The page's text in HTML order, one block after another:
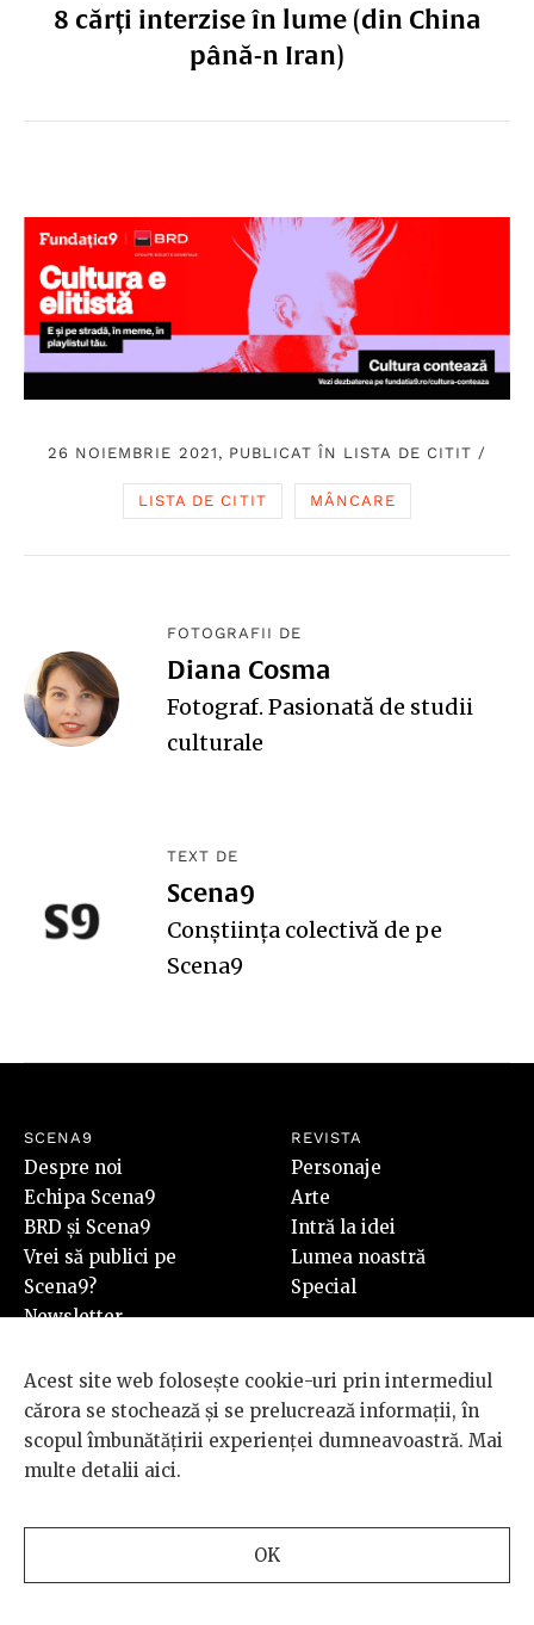
8 cărți interzise în lume (din China
până-n Iran)
26 NOIEMBRIE 2021, PUBLICAT ÎN LISTA DE CITIT /
LISTA DE CITIT MÂNCARE
FOTOGRAFII DE
Diana Cosma
Fotograf. Pasionată de studii
culturale
TEXT DE
Scena9
Conștiința colectivă de pe
Scena9
SCENA9
Despre noi
Echipa Scena9
BRD și Scena9
Vrei să publici pe
Scena9?
Newsletter
REVISTA
Personaje
Arte
Intră la idei
Lumea noastră
Special
Revista Scena9 #7
Cumpără
Video
Acest site web folosește cookie-uri prin intermediul
cărora se stochează și se prelucrează informații, în
scopul îmbunătățirii experienței dumneavoastră. Mai
multe detalii aici.
OK